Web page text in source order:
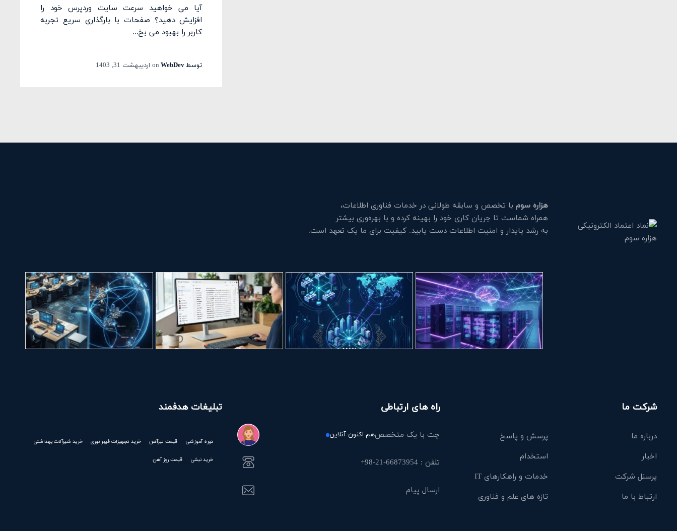
آیا می خواهید سرعت سایت وردپرس خود را
افزایش دهید؟ صفحات با بارگذاری سریع تجربه
کاربر را بهبود می بخ...
توسطWebDev
on اردیبهشت 31, 1403
هزاره سومبا تخصص و سابقه طولانی در خدمات فناوری اطلاعات،
همراه شماست تا جریان کاری خود را بهینه کرده و با بهره‌وری بیشتر
به رشد پایدار و امنیت اطلاعات دست یابید. کیفیت برای ما یک تعهد است.
شرکت ما
درباره ما
پرسش و پاسخ
اخبار
استخدام
پرسنل شرکت
خدمات و راهکارهای IT
ارتباط با ما
تازه های علم و فناوری
راه های ارتباطی
چت با یک متخصصهم اکنون آنلاین
تلفن : 66873954-21-98+
ارسال پیام
تبلیغات هدفمند
دوره آموزشی قیمت تیرآهن خرید تجهیزات فیبر نوری خرید شیرآلات بهداشتی
خرید نبشی قیمت روز آهن